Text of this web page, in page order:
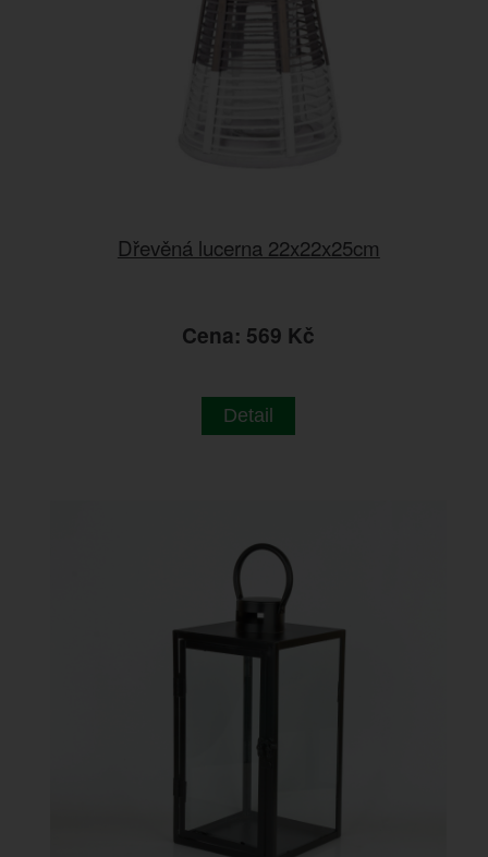
Dřevěná lucerna 22x22x25cm
Cena: 569 Kč
Detail